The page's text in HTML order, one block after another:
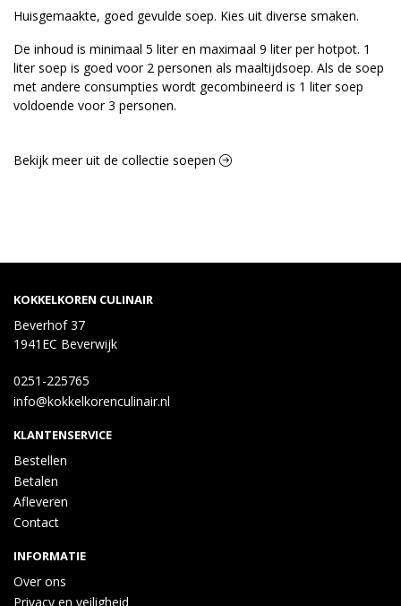
Huisgemaakte, goed gevulde soep. Kies uit diverse smaken.
De inhoud is minimaal 5 liter en maximaal 9 liter per hotpot. 1
liter soep is goed voor 2 personen als maaltijdsoep. Als de soep
met andere consumpties wordt gecombineerd is 1 liter soep
voldoende voor 3 personen.
Bekijk meer uit de collectie soepen
KOKKELKOREN CULINAIR
Beverhof 37
1941EC Beverwijk
0251-225765
info@kokkelkorenculinair.nl
KLANTENSERVICE
Bestellen
Betalen
Afleveren
Contact
INFORMATIE
Over ons
Privacy en veiligheid